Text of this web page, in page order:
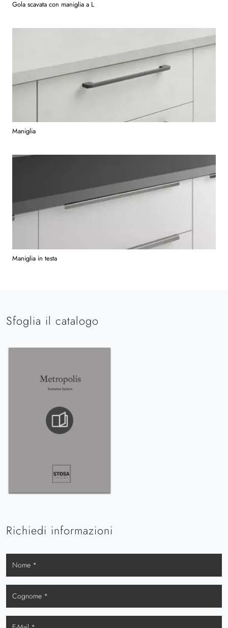
Gola scavata con maniglia a L
Maniglia
Maniglia in testa
Sfoglia il catalogo
Richiedi informazioni